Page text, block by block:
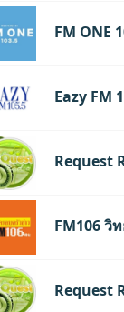
FM ONE
Eazy FM
Request
FM106 วิ
Request